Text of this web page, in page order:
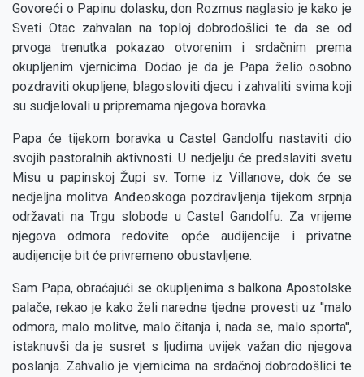
Govoreći o Papinu dolasku, don Rozmus naglasio je kako je
Sveti Otac zahvalan na toploj dobrodošlici te da se od
prvoga trenutka pokazao otvorenim i srdačnim prema
okupljenim vjernicima. Dodao je da je Papa želio osobno
pozdraviti okupljene, blagosloviti djecu i zahvaliti svima koji
su sudjelovali u pripremama njegova boravka.
Papa će tijekom boravka u Castel Gandolfu nastaviti dio
svojih pastoralnih aktivnosti. U nedjelju će predslaviti svetu
Misu u papinskoj Župi sv. Tome iz Villanove, dok će se
nedjeljna molitva Anđeoskoga pozdravljenja tijekom srpnja
održavati na Trgu slobode u Castel Gandolfu. Za vrijeme
njegova odmora redovite opće audijencije i privatne
audijencije bit će privremeno obustavljene.
Sam Papa, obraćajući se okupljenima s balkona Apostolske
palače, rekao je kako želi naredne tjedne provesti uz ''malo
odmora, malo molitve, malo čitanja i, nada se, malo sporta'',
istaknuvši da je susret s ljudima uvijek važan dio njegova
poslanja. Zahvalio je vjernicima na srdačnoj dobrodošlici te